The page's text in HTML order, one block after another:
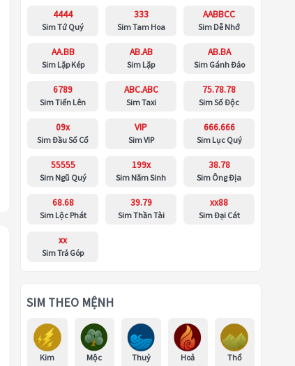
4444
Sim Tứ Quý
333
Sim Tam Hoa
AABBCC
Sim Dễ Nhớ
AA.BB
Sim Lặp Kép
AB.AB
Sim Lặp
AB.BA
Sim Gánh Đảo
6789
Sim Tiến Lên
ABC.ABC
Sim Taxi
75.78.78
Sim Số Độc
09x
Sim Đầu Số Cổ
VIP
Sim VIP
666.666
Sim Lục Quý
55555
Sim Ngũ Quý
199x
Sim Năm Sinh
38.78
Sim Ông Địa
68.68
Sim Lộc Phát
39.79
Sim Thần Tài
xx88
Sim Đại Cát
xx
Sim Trả Góp
SIM THEO MỆNH
Kim Mộc Thuỷ Hoả Thổ